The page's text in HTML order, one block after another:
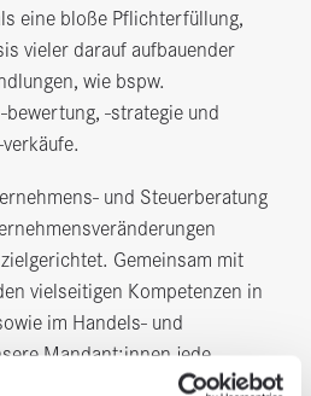
eine bloße Pflichterfüllung,
vieler darauf aufbauender
wie bspw.
-strategie und
und Steuerberatung
Gemeinsam mit
vielseitigen Kompetenzen in
im Handels- und
Mandant:innen jede
Phasen. Wir beginnen